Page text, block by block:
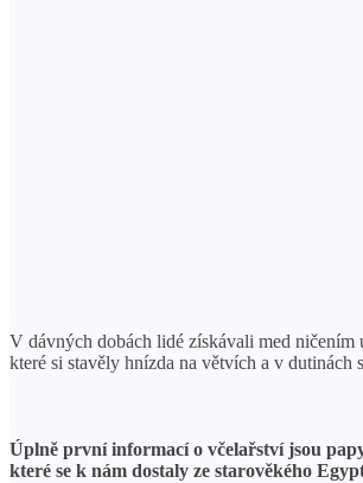
V dávných dobách lidé získávali med
které si stavěly hnízda na větvích a v dutinách
Úplně první informací o včelařství jsou
které se k nám dostaly ze starověkého